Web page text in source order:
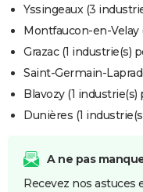
Yssingeaux (3
Montfaucon-en-Velay
Grazac (1 industrie(s)
Saint-Germain-
Blavozy (1 industrie(s)
Dunières (1
A ne pas
Recevez nos